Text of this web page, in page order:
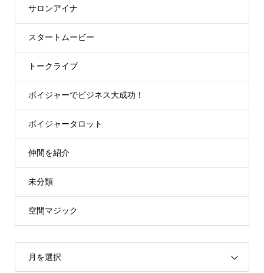
サロンアイナ
スタートムービー
トークライブ
ボイジャーでビジネス大成功！
ボイジャータロット
仲間を紹介
未分類
空間マジック
月を選択